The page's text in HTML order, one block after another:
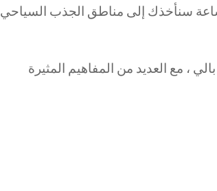
، مع مدة جولة في غضون 10 ساعات – 12 ساعة سنأخذك إلى مناطق الجذب السياحي
، مع العديد من المفاهيم المثيرة